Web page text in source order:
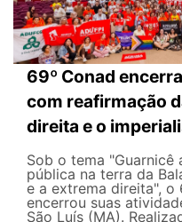
69º Conad
com reafirmação
direita e o
Sob o tema "Guarnicê
pública na terra da
e a extrema direita", o
encerrou suas
São Luís (MA).